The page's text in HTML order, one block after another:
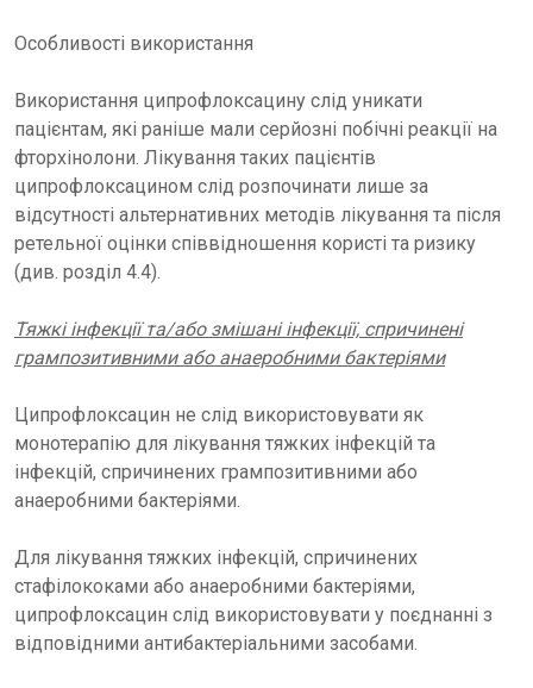
Особливості використання
Використання ципрофлоксацину слід уникати
пацієнтам, які раніше мали серйозні побічні реакції на
фторхінолони. Лікування таких пацієнтів
ципрофлоксацином слід розпочинати лише за
відсутності альтернативних методів лікування та після
ретельної оцінки співвідношення користі та ризику
(див. розділ 4.4).
Тяжкі інфекції та/або змішані інфекції, спричинені
грампозитивними або анаеробними бактеріями
Ципрофлоксацин не слід використовувати як
монотерапію для лікування тяжких інфекцій та
інфекцій, спричинених грампозитивними або
анаеробними бактеріями.
Для лікування тяжких інфекцій, спричинених
стафілококами або анаеробними бактеріями,
ципрофлоксацин слід використовувати у поєднанні з
відповідними антибактеріальними засобами.